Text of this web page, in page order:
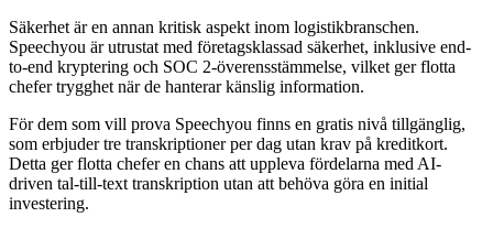
Säkerhet är en annan kritisk aspekt inom logistikbranschen.
Speechyou är utrustat med företagsklassad säkerhet, inklusive end-
to-end kryptering och SOC 2-överensstämmelse, vilket ger flotta
chefer trygghet när de hanterar känslig information.
För dem som vill prova Speechyou finns en gratis nivå tillgänglig,
som erbjuder tre transkriptioner per dag utan krav på kreditkort.
Detta ger flotta chefer en chans att uppleva fördelarna med AI-
driven tal-till-text transkription utan att behöva göra en initial
investering.